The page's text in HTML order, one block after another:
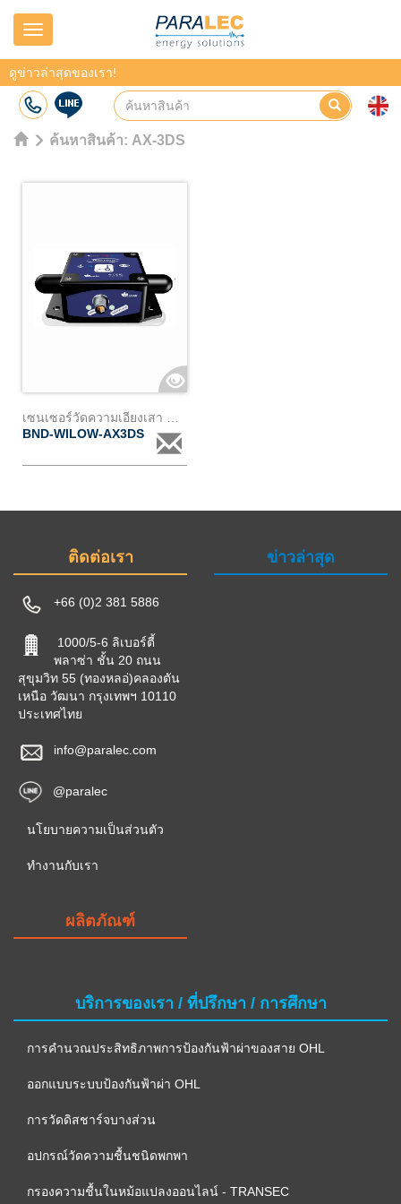
Navigation
ดูข่าวล่าสุดของเรา!
ค้นหาสินค้า: AX-3DS
BND-WILOW-AX3DS
ติดต่อเรา
+66 (0)2 381 5886
1000/5-6 ลิเบอร์ตี้
พลาซ่า ชั้น 20 ถนน
สุขุมวิท 55 (ทองหลอ่)คลองตัน
เหนือ วัฒนา กรุงเทพฯ 10110
ประเทศไทย
info@paralec.com
@paralec
นโยบายความเป็นส่วนตัว
ทำงานกับเรา
ข่าวล่าสุด
ผลิตภัณฑ์
บริการของเรา / ที่ปรึกษา / การศึกษา
การคำนวณประสิทธิภาพการป้องกันฟ้าผ่าของสาย OHL
ออกแบบระบบป้องกันฟ้าผ่า OHL
การวัดดิสชาร์จบางส่วน
อปกรณ์วัดความชื้นชนิดพกพา
กรองความชื้นในหม้อแปลงออนไลน์ - TRANSEC